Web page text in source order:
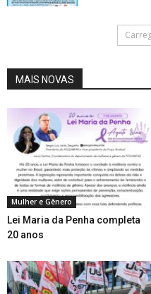
MAIS NOVAS
Mulher e Gênero
Lei Maria da Penha completa
20 anos